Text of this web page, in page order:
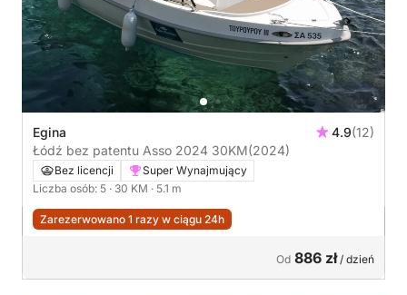
Egina 4.9(12)
Łódź bez patentu Asso 2024 30KM(2024)
Bez licencji
Super Wynajmujący
Liczba osób: 5 · 30 KM · 5.1 m
Zarezerwowano 1 razy w ciągu 24h
Od 886 zł/ dzień